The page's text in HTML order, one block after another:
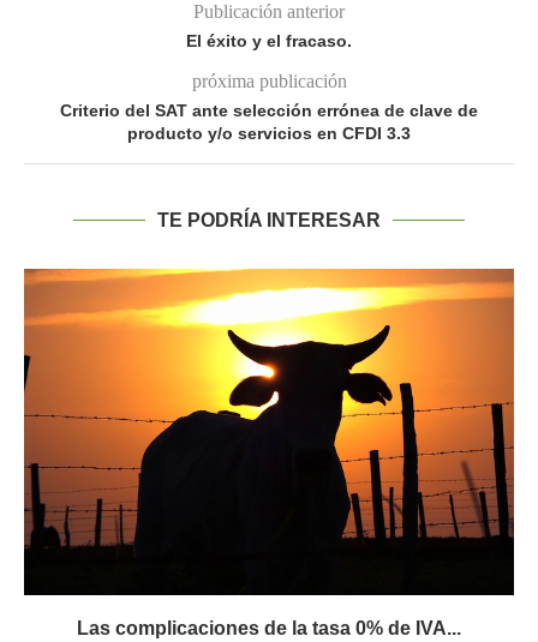
Publicación anterior
El éxito y el fracaso.
próxima publicación
Criterio del SAT ante selección errónea de clave de
producto y/o servicios en CFDI 3.3
TE PODRÍA INTERESAR
Las complicaciones de la tasa 0% de IVA...